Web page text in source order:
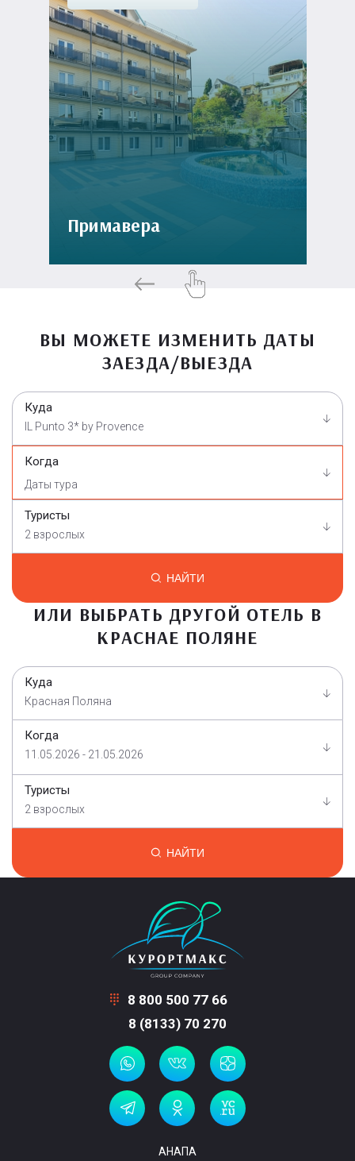
Примавера
ВЫ МОЖЕТЕ ИЗМЕНИТЬ ДАТЫ
ЗАЕЗДА/ВЫЕЗДА
Куда
IL Punto 3* by Provence
Когда
Туристы
2 взрослых
НАЙТИ
ИЛИ ВЫБРАТЬ ДРУГОЙ ОТЕЛЬ В
КРАСНАЕ ПОЛЯНЕ
Куда
Красная Поляна
Когда
11.05.2026 - 21.05.2026
Туристы
2 взрослых
НАЙТИ
8 800 500 77 66
8 (8133) 70 270
АНАПА